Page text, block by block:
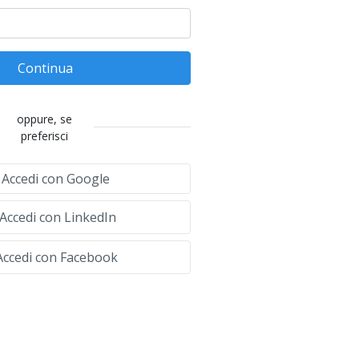
Continua
oppure, se
preferisci
con Google
con LinkedIn
con Facebook